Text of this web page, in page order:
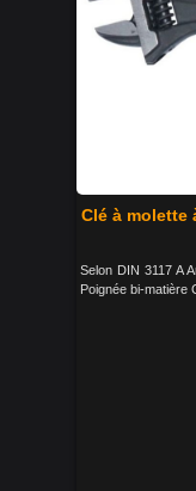
Clé à molette
Selon DIN 3117 A
Poignée bi-matière